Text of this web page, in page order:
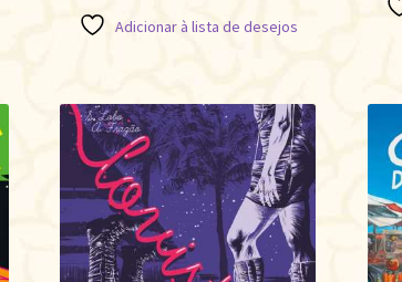
Adicionar à lista de desejos